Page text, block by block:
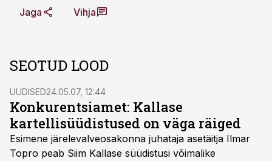
Jaga Vihja
SEOTUD LOOD
UUDISED24.05.07, 12:44
Konkurentsiamet: Kallase
kartellisüüdistused on väga räiged
Esimene järelevalveosakonna juhataja asetäitja Ilmar
Topro peab Siim Kallase süüdistusi võimalike